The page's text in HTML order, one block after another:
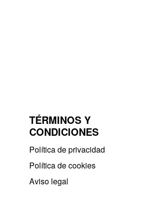
TÉRMINOS Y
CONDICIONES
Política de privacidad​
Política de cookies
Aviso legal